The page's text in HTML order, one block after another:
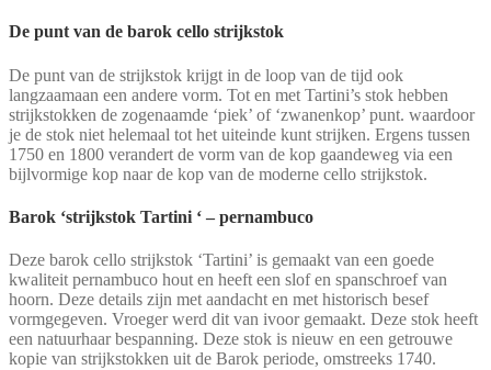
De punt van de barok cello strijkstok
De punt van de strijkstok krijgt in de loop van de tijd ook
langzaamaan een andere vorm. Tot en met Tartini’s stok hebben
strijkstokken de zogenaamde ‘piek’ of ‘zwanenkop’ punt. waardoor
je de stok niet helemaal tot het uiteinde kunt strijken. Ergens tussen
1750 en 1800 verandert de vorm van de kop gaandeweg via een
bijlvormige kop naar de kop van de moderne cello strijkstok.
Barok ‘strijkstok Tartini ‘ – pernambuco
Deze barok cello strijkstok ‘Tartini’ is gemaakt van een goede
kwaliteit pernambuco hout en heeft een slof en spanschroef van
hoorn. Deze details zijn met aandacht en met historisch besef
vormgegeven. Vroeger werd dit van ivoor gemaakt. Deze stok heeft
een natuurhaar bespanning. Deze stok is nieuw en een getrouwe
kopie van strijkstokken uit de Barok periode, omstreeks 1740.